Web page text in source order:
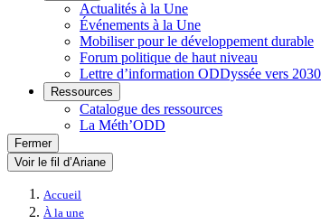
Actualités à la Une
Événements à la Une
Mobiliser pour le développement durable
Forum politique de haut niveau
Lettre d’information ODDyssée vers 2030
Ressources
Catalogue des ressources
La Méth’ODD
Fermer
Voir le fil d’Ariane
Accueil
À la une